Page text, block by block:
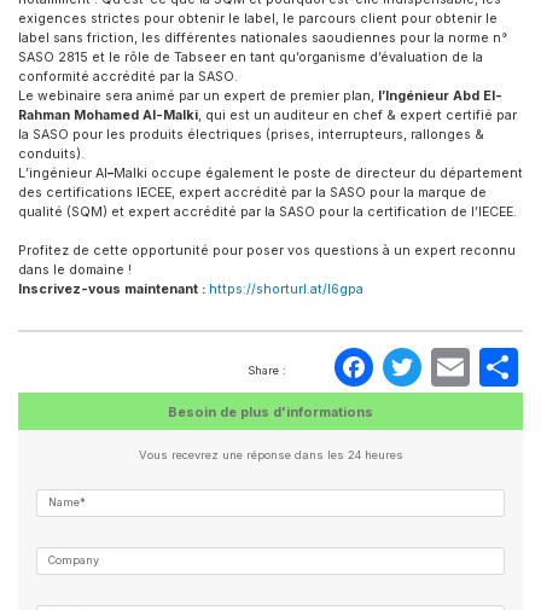
exigences strictes pour obtenir le label, le parcours client pour obtenir le
label sans friction, les différentes nationales saoudiennes pour la norme n°
SASO 2815 et le rôle de Tabseer en tant qu’organisme d’évaluation de la
conformité accrédité par la SASO.
Le webinaire sera animé par un expert de premier plan, l’Ingénieur Abd El-
Rahman Mohamed Al-Malki , qui est un auditeur en chef & expert certifié par
la SASO pour les produits électriques (prises, interrupteurs, rallonges &
conduits).
L’ingénieur Al–Malki occupe également le poste de directeur du département
des certifications IECEE, expert accrédité par la SASO pour la marque de
qualité (SQM) et expert accrédité par la SASO pour la certification de l’IECEE.
Profitez de cette opportunité pour poser vos questions à un expert reconnu
dans le domaine !
Inscrivez-vous maintenant : https://shorturl.at/I6gpa
Share :
Besoin de plus d'informations
Vous recevrez une réponse dans les 24 heures
Name*
Company